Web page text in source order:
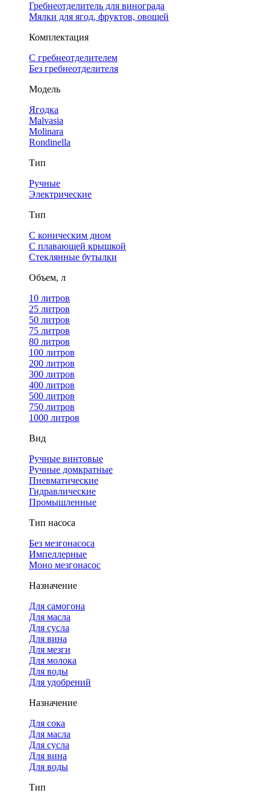
Гребнеотделитель для винограда
Мялки для ягод, фруктов, овощей
Комплектация
С гребнеотделителем
Без гребнеотделителя
Модель
Ягодка
Malvasia
Molinara
Rondinella
Тип
Ручные
Электрические
Тип
С коническим дном
С плавающей крышкой
Стеклянные бутылки
Объем, л
10 литров
25 литров
50 литров
75 литров
80 литров
100 литров
200 литров
300 литров
400 литров
500 литров
750 литров
1000 литров
Вид
Ручные винтовые
Ручные домкратные
Пневматические
Гидравлические
Промышленные
Тип насоса
Без мезгонасоса
Импеллерные
Моно мезгонасос
Назначение
Для самогона
Для масла
Для сусла
Для вина
Для мезги
Для молока
Для воды
Для удобрений
Назначение
Для сока
Для масла
Для сусла
Для вина
Для воды
Тип